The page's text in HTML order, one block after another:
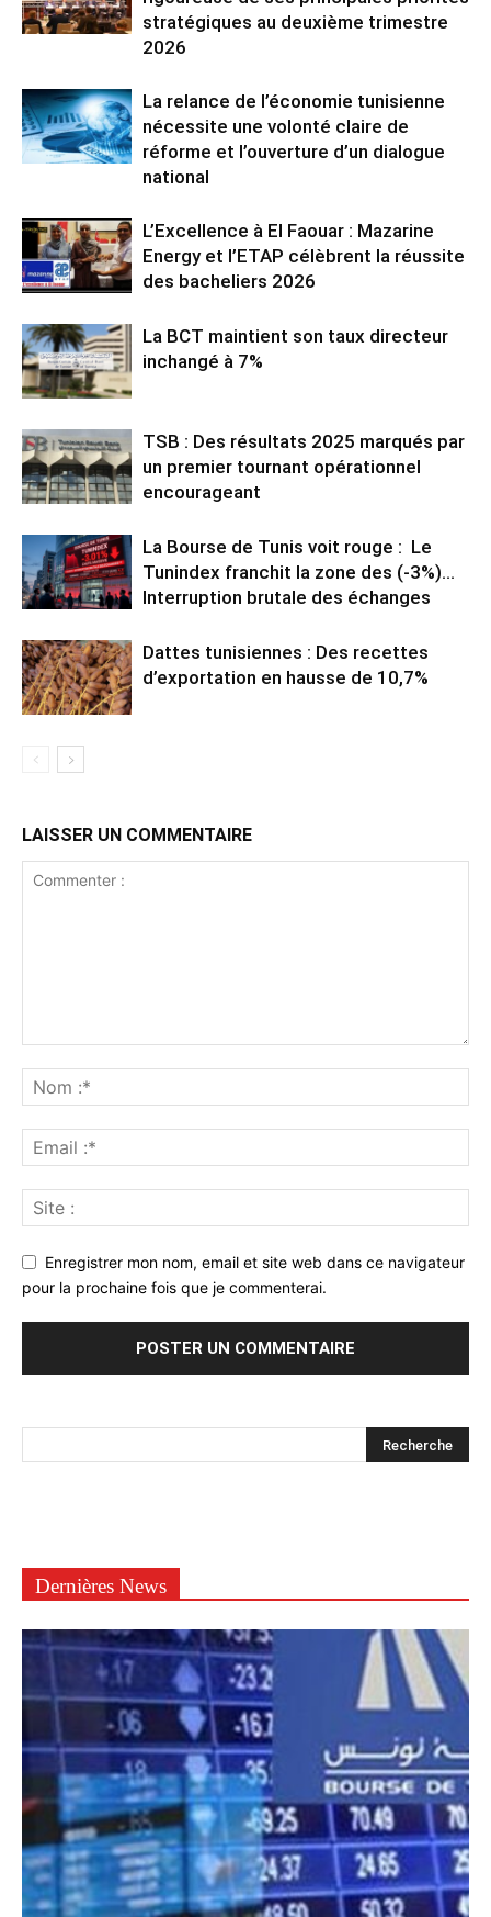
stratégiques au deuxième trimestre
2026
La relance de l’économie tunisienne
nécessite une volonté claire de
réforme et l’ouverture d’un dialogue
national
L’Excellence à El Faouar : Mazarine
Energy et l’ETAP célèbrent la réussite
des bacheliers 2026
La BCT maintient son taux directeur
inchangé à 7%
TSB : Des résultats 2025 marqués par
un premier tournant opérationnel
encourageant
La Bourse de Tunis voit rouge : Le
Tunindex franchit la zone des (-3%)…
Interruption brutale des échanges
Dattes tunisiennes : Des recettes
d’exportation en hausse de 10,7%
LAISSER UN COMMENTAIRE
Enregistrer mon nom, email et site web dans ce navigateur
pour la prochaine fois que je commenterai.
Dernières News